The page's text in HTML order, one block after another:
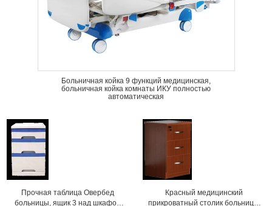
Больничная койка 9 функций медицинская,
больничная койка комнаты ИКУ полностью
автоматическая
Прочная таблица Овербед
больницы, ящик 3 над шкафом
Красный медицинский
прикроватный столик больницы